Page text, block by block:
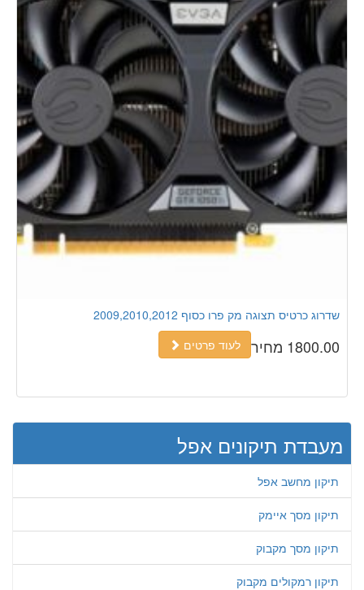
שדרוג כרטיס תצוגה מק פרו כסוף 2009,2010,2012
לעוד פרטים
1800.00 מחיר
מעבדת תיקונים אפל
תיקון מחשב אפל
תיקון מסך איימק
תיקון מסך מקבוק
תיקון רמקולים מקבוק